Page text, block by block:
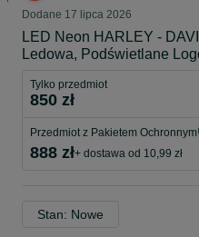
Dodane 17 lipca 2026
LED Neon HARLEY -
Ledowa, Podświetlane
Tylko przedmiot
850 zł
Przedmiot z Pakietem Ochronnym
888 zł+ dostawa od 10,99 zł
Stan: Nowe